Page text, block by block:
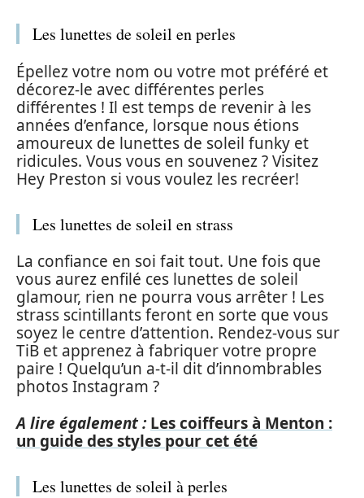
Les lunettes de soleil en perles
Épellez votre nom ou votre mot préféré et
décorez-le avec différentes perles
différentes ! Il est temps de revenir à les
années d’enfance, lorsque nous étions
amoureux de lunettes de soleil funky et
ridicules. Vous vous en souvenez ? Visitez
Hey Preston si vous voulez les recréer!
Les lunettes de soleil en strass
La confiance en soi fait tout. Une fois que
vous aurez enfilé ces lunettes de soleil
glamour, rien ne pourra vous arrêter ! Les
strass scintillants feront en sorte que vous
soyez le centre d’attention. Rendez-vous sur
TiB et apprenez à fabriquer votre propre
paire ! Quelqu’un a-t-il dit d’innombrables
photos Instagram ?
A lire également : Les coiffeurs à Menton :
un guide des styles pour cet été
Les lunettes de soleil à perles